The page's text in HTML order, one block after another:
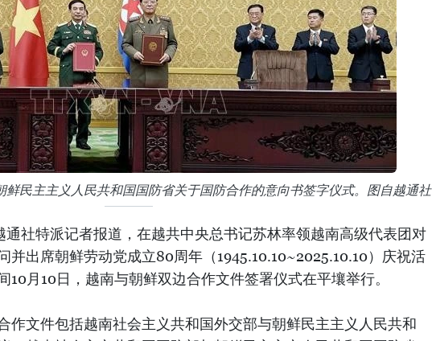
鲜民主主义人民共和国国防省关于国防合作的意向书签字仪式。图自越通社
社特派记者报道，在越共中央总书记苏林率领越南高级代表团对
并出席朝鲜劳动党成立80周年（1945.10.10~2025.10.10）庆祝活
10月10日，越南与朝鲜双边合作文件签署仪式在平壤举行。
作文件包括越南社会主义共和国外交部与朝鲜民主主义人民共和